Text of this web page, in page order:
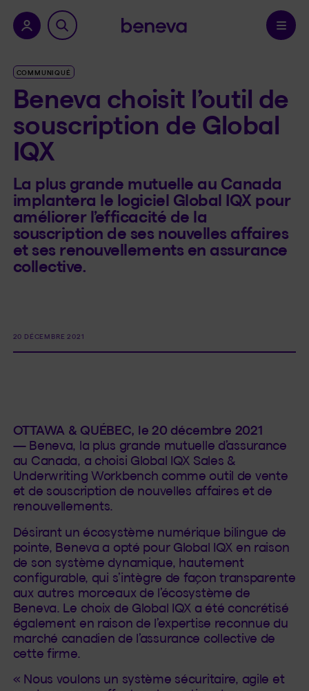
province.Confirmer
COMMUNIQUÉ
Beneva choisit l’outil de
souscription de Global
IQX
La plus grande mutuelle au Canada
implantera le logiciel Global IQX pour
améliorer l’efficacité de la
souscription de ses nouvelles affaires
et ses renouvellements en assurance
collective.
20 DÉCEMBRE 2021
OTTAWA & QUÉBEC, le 20 décembre 2021
—Beneva, la plus grande mutuelle d’assurance
au Canada, a choisi Global IQX Sales &
Underwriting Workbench comme outil de vente
et de souscription de nouvelles affaires et de
renouvellements.
Désirant un écosystème numérique bilingue de
pointe, Beneva a opté pour Global IQX en raison
de son système dynamique, hautement
configurable, qui s’intègre de façon transparente
aux autres morceaux de l’écosystème de
Beneva. Le choix de Global IQX a été concrétisé
également en raison de l’expertise reconnue du
marché canadien de l’assurance collective de
cette firme.
« Nous voulons un système sécuritaire, agile et